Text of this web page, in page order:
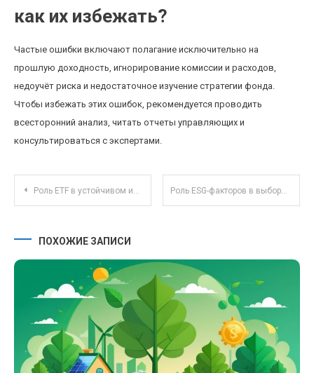
как их избежать?
Частые ошибки включают полагание исключительно на
прошлую доходность, игнорирование комиссии и расходов,
недоучёт риска и недостаточное изучение стратегии фонда.
Чтобы избежать этих ошибок, рекомендуется проводить
всесторонний анализ, читать отчеты управляющих и
консультироваться с экспертами.
Навигация по записям
Роль ETF в устойчивом инвестировании: как выбрать экологичные фонды в 2025 году Роль ESG-факторов в выборе паевых фондов: тренд или необходимость для инвестора
ПОХОЖИЕ ЗАПИСИ